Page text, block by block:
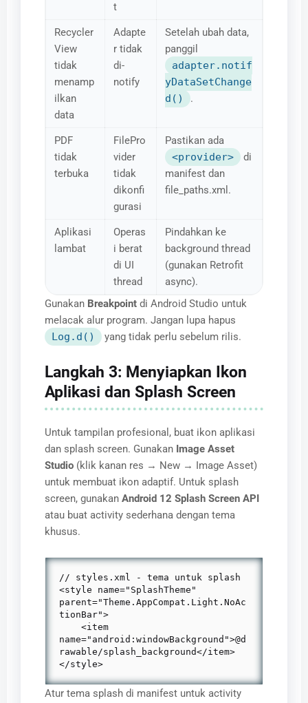
t
Recycler
View
tidak
menamp
ilkan
data
Adapte
r tidak
di-
notify
Setelah ubah data,
panggil
adapter.notif
yDataSetChange
d()
.
PDF
tidak
terbuka
FilePro
vider
tidak
dikonfi
gurasi
Pastikan ada
<provider>
di
manifest dan
file_paths.xml.
Aplikasi
lambat
Operas
i berat
di UI
thread
Pindahkan ke
background thread
(gunakan Retrofit
async).
Gunakan Breakpoint di Android Studio untuk
melacak alur program. Jangan lupa hapus
Log.d()
yang tidak perlu sebelum rilis.
Langkah 3: Menyiapkan Ikon
Aplikasi dan Splash Screen
Untuk tampilan profesional, buat ikon aplikasi
dan splash screen. Gunakan Image Asset
Studio (klik kanan res → New → Image Asset)
untuk membuat ikon adaptif. Untuk splash
screen, gunakan Android 12 Splash Screen API
atau buat activity sederhana dengan tema
khusus.
// styles.xml - tema untuk splash
<style name="SplashTheme"
parent="Theme.AppCompat.Light.NoAc
tionBar">
name="android:windowBackground">@d
rawable/splash_background</item>
</style>
Atur tema splash di manifest untuk activity